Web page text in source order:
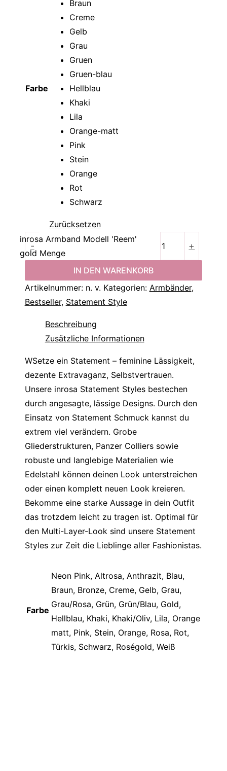
Farbe
Zurücksetzen
-
inrosa Armband Modell 'Reem'
gold Menge
+
IN DEN WARENKORB
Artikelnummer: n. v. Kategorien: Armbänder,
Bestseller, Statement Style
Beschreibung
Zusätzliche Informationen
WSetze ein Statement – feminine Lässigkeit,
dezente Extravaganz, Selbstvertrauen.
Unsere inrosa Statement Styles bestechen
durch angesagte, lässige Designs. Durch den
Einsatz von Statement Schmuck kannst du
extrem viel verändern. Grobe
Gliederstrukturen, Panzer Colliers sowie
robuste und langlebige Materialien wie
Edelstahl können deinen Look unterstreichen
oder einen komplett neuen Look kreieren.
Bekomme eine starke Aussage in dein Outfit
das trotzdem leicht zu tragen ist. Optimal für
den Multi-Layer-Look sind unsere Statement
Styles zur Zeit die Lieblinge aller Fashionistas.
Farbe
Neon Pink, Altrosa, Anthrazit, Blau,
Braun, Bronze, Creme, Gelb, Grau,
Grau/Rosa, Grün, Grün/Blau, Gold,
Hellblau, Khaki, Khaki/Oliv, Lila, Orange
matt, Pink, Stein, Orange, Rosa, Rot,
Türkis, Schwarz, Roségold, Weiß